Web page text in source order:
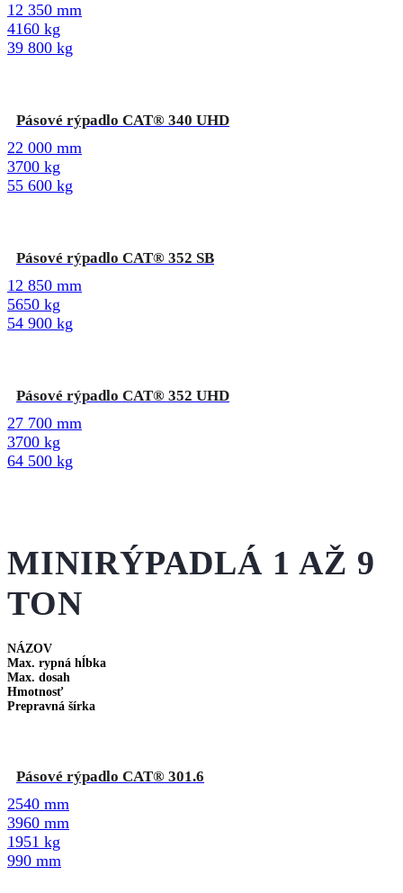
12 350 mm
4160 kg
39 800 kg
Pásové rýpadlo CAT® 340 UHD
22 000 mm
3700 kg
55 600 kg
Pásové rýpadlo CAT® 352 SB
12 850 mm
5650 kg
54 900 kg
Pásové rýpadlo CAT® 352 UHD
27 700 mm
3700 kg
64 500 kg
MINIRÝPADLÁ 1 AŽ 9
TON
NÁZOV
Max. rypná hĺbka
Max. dosah
Hmotnosť
Prepravná šírka
Pásové rýpadlo CAT® 301.6
2540 mm
3960 mm
1951 kg
990 mm